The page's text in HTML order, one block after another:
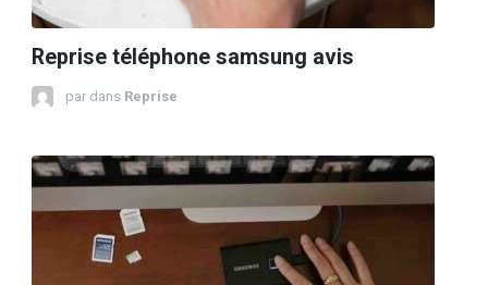
Reprise téléphone samsung avis
par dans Reprise